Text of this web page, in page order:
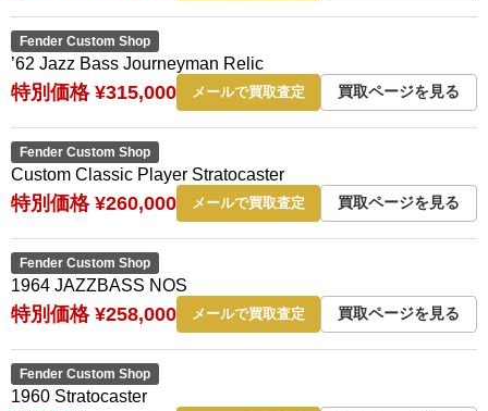
Fender Custom Shop
’62 Jazz Bass Journeyman Relic
特別価格 ¥315,000 メールで買取査定 買取ページを見る
Fender Custom Shop
Custom Classic Player Stratocaster
特別価格 ¥260,000 メールで買取査定 買取ページを見る
Fender Custom Shop
1964 JAZZBASS NOS
特別価格 ¥258,000 メールで買取査定 買取ページを見る
Fender Custom Shop
1960 Stratocaster